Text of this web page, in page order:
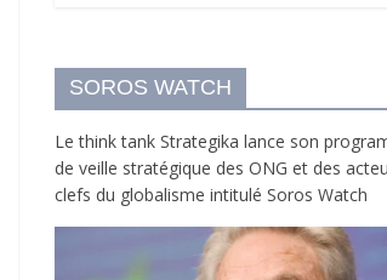
SOROS WATCH
Le think tank Strategika lance son
de veille stratégique des ONG et des
clefs du globalisme intitulé Soros Watch